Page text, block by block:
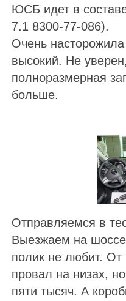
ЮСБ идет в
7.1 8300-77-086).
Очень
высокий. Не
полноразмерная
больше.
Отправляемся в
Выезжаем на
полик не любит.
провал на низах,
пяти тысяч. А